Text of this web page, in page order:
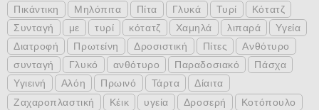
Πικάντικη
Μηλόπιτα Πίτα Γλυκά Τυρί
Κότατζ
Συνταγή
με τυρί κότατζ Χαμηλά λιπαρά
Υγεία
Διατροφή
Πρωτείνη Δροσιστική Πίτες
Ανθότυρο
συνταγή
Γλυκό ανθότυρο Παραδοσιακό
Πάσχα
Υγιεινή
Αλόη Πρωινό Τάρτα
Δίαιτα
Ζαχαροπλαστική
Κέικ υγεία Δροσερή
Κοτόπουλο